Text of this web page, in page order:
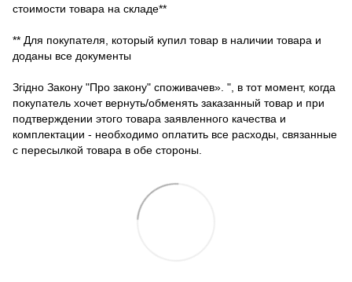
стоимости товара на складе**
** Для покупателя, который купил товар в наличии товара и
доданы все документы
Згідно Закону "Про закону" споживачев». ", в тот момент, когда
покупатель хочет вернуть/обменять заказанный товар и при
подтверждении этого товара заявленного качества и
комплектации - необходимо оплатить все расходы, связанные
с пересылкой товара в обе стороны.